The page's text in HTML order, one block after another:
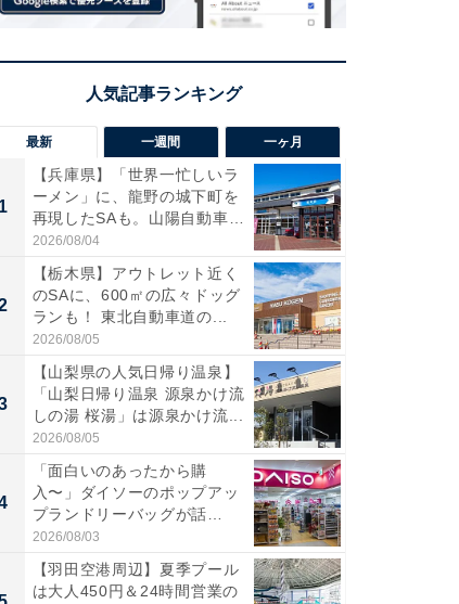
最新 一週間 一ヶ月
1
【兵庫県】「世界一忙しいラ
ーメン」に、龍野の城下町を
再現したSAも。山陽自動車
道...
2026/08/04
【栃木県】アウトレット近く
のSAに、600㎡の広々ドッグ
ランも！ 東北自動車道の...
2026/08/05
【山梨県の人気日帰り温泉】
「山梨日帰り温泉 源泉かけ流
しの湯 桜湯」は源泉かけ流...
2026/08/05
「面白いのあったから購
入〜」ダイソーのポップアッ
プランドリーバッグが話
題。“さま...
2026/08/03
【羽田空港周辺】夏季プール
は大人450円＆24時間営業の